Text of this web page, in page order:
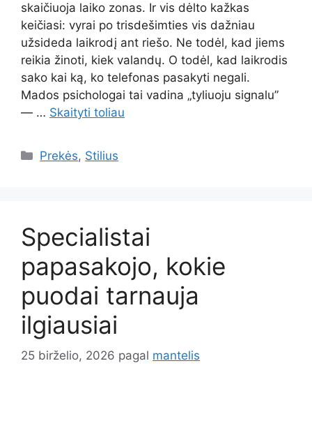
skaičiuoja laiko zonas. Ir vis dėlto kažkas
keičiasi: vyrai po trisdešimties vis dažniau
užsideda laikrodį ant riešo. Ne todėl, kad jiems
reikia žinoti, kiek valandų. O todėl, kad laikrodis
sako kai ką, ko telefonas pasakyti negali.
Mados psichologai tai vadina „tyliuoju signalu”
— … Skaityti toliau
Kategorijos
Prekės, Stilius
Specialistai
papasakojo, kokie
puodai tarnauja
ilgiausiai
25 birželio, 2026 pagal mantelis